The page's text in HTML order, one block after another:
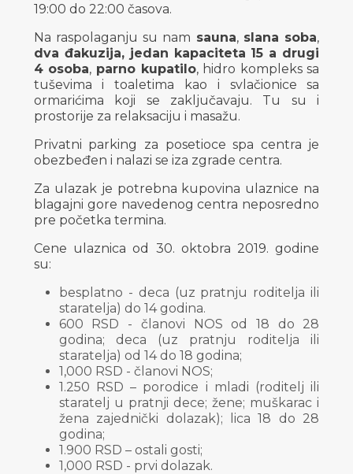
19:00 do 22:00 časova.
Na raspolaganju su nam sauna, slana soba,
dva đakuzija, jedan kapaciteta 15 a drugi
4 osoba, parno kupatilo, hidro kompleks sa
tuševima i toaletima kao i svlačionice sa
ormarićima koji se zaključavaju. Tu su i
prostorije za relaksaciju i masažu.
Privatni parking za posetioce spa centra je
obezbeđen i nalazi se iza zgrade centra.
Za ulazak je potrebna kupovina ulaznice na
blagajni gore navedenog centra neposredno
pre početka termina.
Cene ulaznica od 30. oktobra 2019. godine
su:
besplatno - deca (uz pratnju roditelja ili
staratelja) do 14 godina.
600 RSD - članovi NOS od 18 do 28
godina; deca (uz pratnju roditelja ili
staratelja) od 14 do 18 godina;
1,000 RSD - članovi NOS;
1.250 RSD – porodice i mladi (roditelj ili
staratelj u pratnji dece; žene; muškarac i
žena zajednički dolazak); lica 18 do 28
godina;
1.900 RSD – ostali gosti;
1,000 RSD - prvi dolazak.